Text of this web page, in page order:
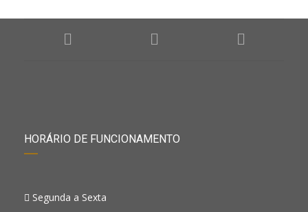
HORÁRIO DE FUNCIONAMENTO
Segunda a Sexta